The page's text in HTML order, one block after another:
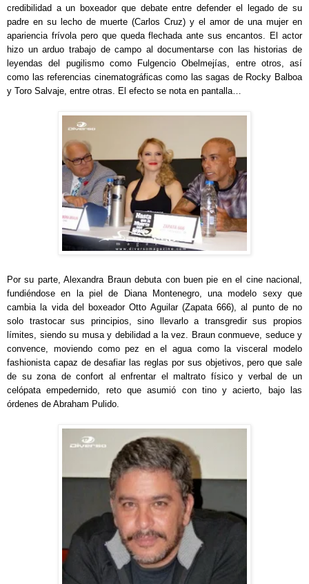
credibilidad a un boxeador que debate entre defender el legado de su
padre en su lecho de muerte (Carlos Cruz) y el amor de una mujer en
apariencia frívola pero que queda flechada ante sus encantos. El actor
hizo un arduo trabajo de campo al documentarse con las historias de
leyendas del pugilismo como Fulgencio Obelmejías, entre otros, así
como las referencias cinematográficas como las sagas de Rocky Balboa
y Toro Salvaje, entre otras. El efecto se nota en pantalla…
Por su parte, Alexandra Braun debuta con buen pie en el cine nacional,
fundiéndose en la piel de Diana Montenegro, una modelo sexy que
cambia la vida del boxeador Otto Aguilar (Zapata 666), al punto de no
solo trastocar sus principios, sino llevarlo a transgredir sus propios
límites, siendo su musa y debilidad a la vez. Braun conmueve, seduce y
convence, moviendo como pez en el agua como la visceral modelo
fashionista capaz de desafiar las reglas por sus objetivos, pero que sale
de su zona de confort al enfrentar el maltrato físico y verbal de un
celópata empedernido, reto que asumió con tino y acierto, bajo las
órdenes de Abraham Pulido.